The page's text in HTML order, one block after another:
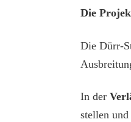
Die
Die Dürr-
In der
stellen